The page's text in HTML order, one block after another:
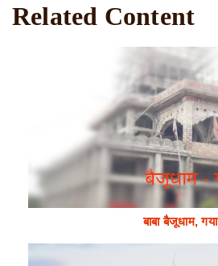
Related Content
बाबा बैजूधाम, गया